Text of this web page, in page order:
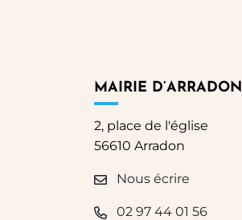
MAIRIE D’ARRADON
2, place de l'église
56610 Arradon
Nous écrire
02 97 44 01 56